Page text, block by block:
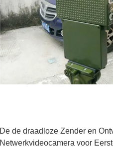
De de draadloze Zender en
Netwerkvideocamera voor